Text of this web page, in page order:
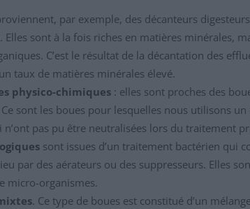
par exemple, des décanteurs
Elles sont à la fois riches en matières minérales,
C’est le résultat de la décantation des
taux de matières minérales élevé.
physico-chimiques : elles sont proches des
sont les boues pour lesquelles nous utilisons
pas pu être neutralisées lors du traitement
sont issues d’un traitement bactérien qui
par des aérateurs ou des suppresseurs. Elles
micro-organismes.
. Ce type de boues est constitué d’un